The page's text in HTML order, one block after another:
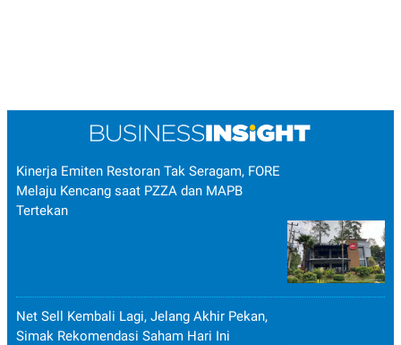
Kinerja Emiten Restoran Tak Seragam, FORE
Melaju Kencang saat PZZA dan MAPB
Tertekan
Net Sell Kembali Lagi, Jelang Akhir Pekan,
Simak Rekomendasi Saham Hari Ini